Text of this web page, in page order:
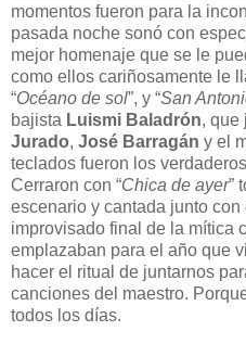
momentos fueron para la
pasada noche sonó con
mejor homenaje que se le
como ellos cariñosamente le
“Océano de sol”, y “San
bajista Luismi Baladrón, que
Jurado, José Barragán y el
teclados fueron los
Cerraron con “Chica de ayer”
escenario y cantada junto con
improvisado final de la mítica
emplazaban para el año que
hacer el ritual de juntarnos
canciones del maestro.
todos los días.